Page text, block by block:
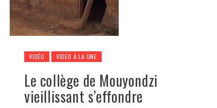
VIDÉO VIDÉO À LA UNE
Le collège de Mouyondzi
vieillissant s’effondre